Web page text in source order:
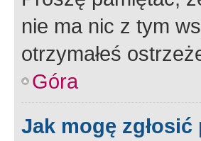
nie ma nic z tym
otrzymałeś
Góra
Jak mogę